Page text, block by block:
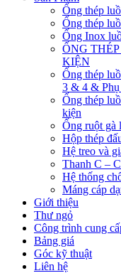
Ống thép
Ống thép
Ống Inox
ỐNG
KIỆN
Ống thép
3 & 4 & Phụ
Ống thép
kiện
Ống ruột gà
Hộp thép
Hệ treo và
Thanh C –
Hệ thống
Máng cáp
Giới thiệu
Thư ngỏ
Công trình cung
Bảng giá
Góc kỹ thuật
Liên hệ